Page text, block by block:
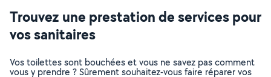
Trouvez une prestation de services pour
vos sanitaires
Vos toilettes sont bouchées et vous ne savez pas comment
vous y prendre ? Sûrement souhaitez-vous faire réparer vos